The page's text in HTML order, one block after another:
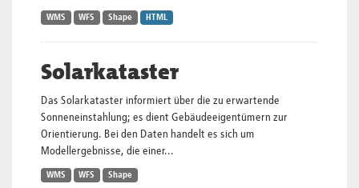
WMS WFS Shape HTML
Solarkataster
Das Solarkataster informiert über die zu erwartende
Sonneneinstahlung; es dient Gebäudeeigentümern zur
Orientierung. Bei den Daten handelt es sich um
Modellergebnisse, die einer...
WMS WFS Shape